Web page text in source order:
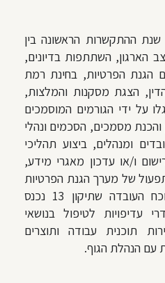
ההתקשרות הראשונה בין
הארגון, השתתפות בדיונים,
הגנת הפרטיות, בחינת רמת
הצגת מסקנות והמלצות,
על ידי הגורמים המוסמכים
והכנת מסמכים, הסכמים ונהלי
ומנהלים, ביצוע תהליכי
ו/או עדכון מאגרי מידע,
של מערך הגנת הפרטיות
כנדרש בדין. עם זאת, נוכח העובדה שתיקון 13 נכנס
עדיפויות לטיפול בנושאי
תוכנית עבודה ותוצרים
עם הנהלת הגוף.